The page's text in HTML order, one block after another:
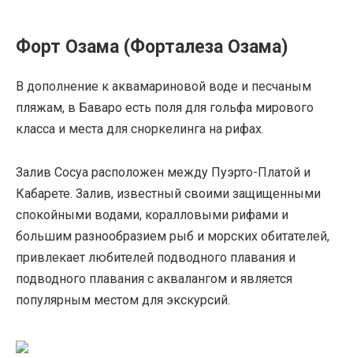
Форт Озама (Форталеза Озама)
В дополнение к аквамариновой воде и песчаным
пляжам, в Баваро есть поля для гольфа мирового
класса и места для сноркелинга на рифах.
Залив Сосуа расположен между Пуэрто-Платой и
Кабарете. Залив, известный своими защищенными
спокойными водами, коралловыми рифами и
большим разнообразием рыб и морских обитателей,
привлекает любителей подводного плавания и
подводного плавания с аквалангом и является
популярным местом для экскурсий.